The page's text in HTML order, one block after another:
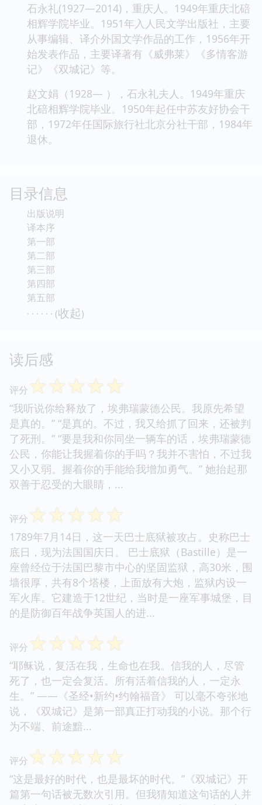
石永礼(1927—2014)，重庆人。1949年重庆北碚
相辉学院毕业。1951年入人民文学出版社，主要
从事编辑、译介外国文学作品的工作，1956年开
始发表作品，主要译著有《威弗莱》《多情客游
记》《双城记》等。
赵文娟（1928— ），石永礼夫人。1949年重庆
北碚相辉学院毕业。1950年起任中苏友好协会干
部，1972年任国际旅行社北京分社干部，1984年
退休。
目录信息
出版说明
译本序
第一部
第二部
第三部
第四部
第五部
· · · · · · (收起)
读后感
评分 ☆☆☆☆☆
“我听说你给释放了，埃弗瑞蒙德公民。我原先希望
是真的。” “是真的。不过，我又给抓了回来，还被判
了死刑。” “要是我和你同坐一辆车的话，埃弗瑞蒙德
公民，你能让我握着你的手吗？我并不害怕，不过我
又小又弱。握着你的手能给我增加勇气。” 她抬起那
双善于忍受的大眼睛，...
评分 ☆☆☆☆☆
1789年7月14日，这一天巴士底狱被攻占。史称巴士
底日，现为法国国庆日。 巴士底狱（Bastille）是一
座曾经位于法国巴黎市中心的坚固监狱，高30米，围
墙很厚，共有8个塔楼，上面放有大炮，监狱内设一
军火库。它建造于12世纪，当时是一座军事城堡，目
的是防御百年战争英国人的进...
评分 ☆☆☆☆☆
“耶稣说，复活在我，生命也在我。信我的人，尽管
死了，也一定会复活。所有活着信我的人，一定永
生。” ——《圣经•新约•约翰福音》 可以毫不夸张地
说，《双城记》是第一部真正打动我的小说。那个行
为不端、前途黯...
评分 ☆☆☆☆☆
“这是最好的时代，也是最坏的时代。”《双城记》开
篇第一句话被无数次引用。但我猜知道这句话的人并